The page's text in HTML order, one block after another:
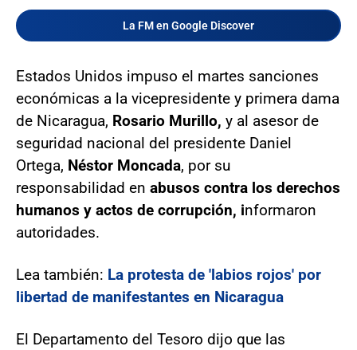
La FM en Google Discover
Estados Unidos impuso el martes sanciones
económicas a la vicepresidente y primera dama
de Nicaragua, Rosario Murillo, y al asesor de
seguridad nacional del presidente Daniel
Ortega, Néstor Moncada, por su
responsabilidad en abusos contra los derechos
humanos y actos de corrupción, informaron
autoridades.
Lea también: La protesta de 'labios rojos' por
libertad de manifestantes en Nicaragua
El Departamento del Tesoro dijo que las